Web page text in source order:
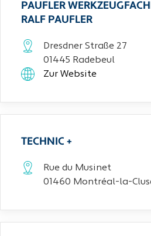
PAUFLER
RALF PAUFLER
Dresdner Straße 27
01445 Radebeul
Zur Website
TECHNIC +
Rue du Musinet
01460 Montréal-la-